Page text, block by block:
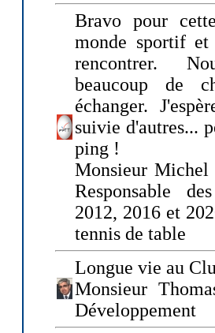
Bravo pour
monde sportif
rencontrer.
beaucoup de
échanger.
suivie d'autres...
ping !
Monsieur
Responsable
2012, 2016 et
tennis de table
Longue vie au
Monsieur
Développement